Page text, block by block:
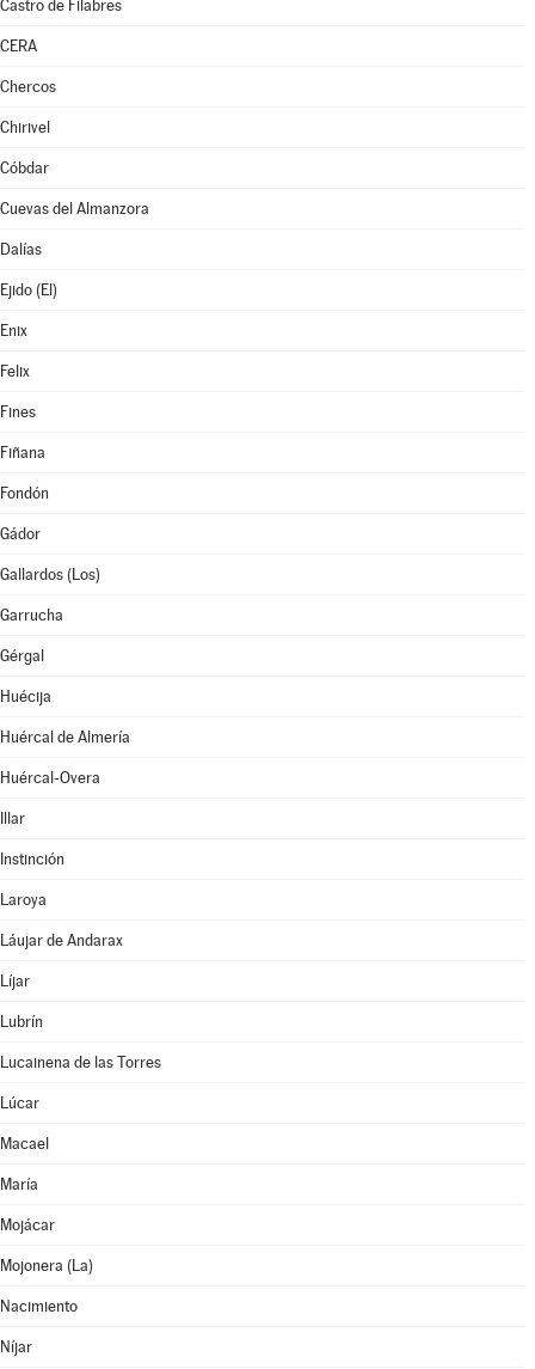
Castro de Filabres
CERA
Chercos
Chirivel
Cóbdar
Cuevas del Almanzora
Dalías
Ejido (El)
Enix
Felix
Fines
Fiñana
Fondón
Gádor
Gallardos (Los)
Garrucha
Gérgal
Huécija
Huércal de Almería
Huércal-Overa
Illar
Instinción
Laroya
Láujar de Andarax
Líjar
Lubrín
Lucainena de las Torres
Lúcar
Macael
María
Mojácar
Mojonera (La)
Nacimiento
Níjar